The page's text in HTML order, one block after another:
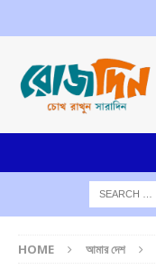
HOME আমার দেশ